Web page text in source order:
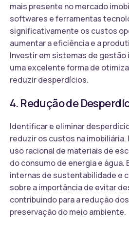
mais presente no mercado
softwares e ferramentas
significativamente os custos
aumentar a eficiência e a
Investir em sistemas de gestão
uma excelente forma de
reduzir desperdícios.
4. Redução de
Identificar e eliminar
reduzir os custos na
uso racional de materiais de
do consumo de energia e
internas de sustentabilidade e
sobre a importância de evitar
contribuindo para a redução
preservação do meio ambiente.